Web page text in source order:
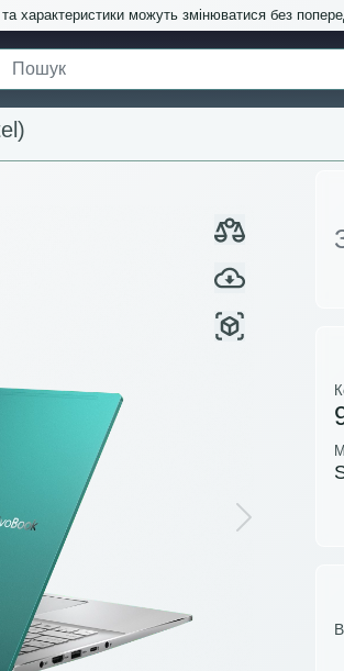
та характеристики можуть змінюватися без
Next